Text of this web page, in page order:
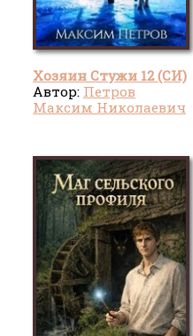
Хозяин Стужи 12 (СИ)
Автор: Петров
Максим Николаевич